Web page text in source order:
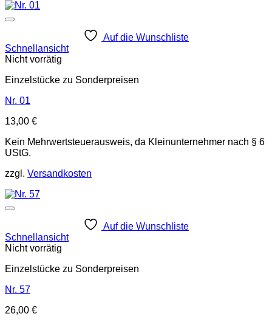
Auf die Wunschliste
Schnellansicht
Nicht vorrätig
Einzelstücke zu Sonderpreisen
Nr. 01
13,00 €
Kein Mehrwertsteuerausweis, da Kleinunternehmer nach § 6
UStG.
zzgl. Versandkosten
Auf die Wunschliste
Schnellansicht
Nicht vorrätig
Einzelstücke zu Sonderpreisen
Nr. 57
26,00 €